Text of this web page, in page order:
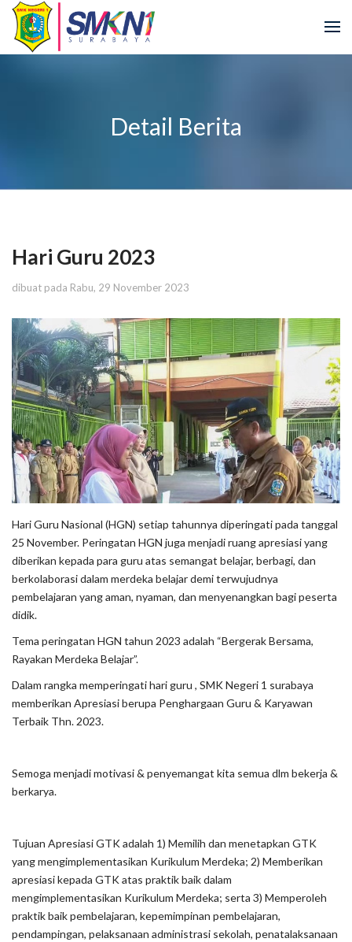
Detail Berita
Hari Guru 2023
dibuat pada Rabu, 29 November 2023
Hari Guru Nasional (HGN) setiap tahunnya diperingati pada tanggal
25 November. Peringatan HGN juga menjadi ruang apresiasi yang
diberikan kepada para guru atas semangat belajar, berbagi, dan
berkolaborasi dalam merdeka belajar demi terwujudnya
pembelajaran yang aman, nyaman, dan menyenangkan bagi peserta
didik.
Tema peringatan HGN tahun 2023 adalah “Bergerak Bersama,
Rayakan Merdeka Belajar”.
Dalam rangka memperingati hari guru , SMK Negeri 1 surabaya
memberikan Apresiasi berupa Penghargaan Guru & Karyawan
Terbaik Thn. 2023.
Semoga menjadi motivasi & penyemangat kita semua dlm bekerja &
berkarya.
Tujuan Apresiasi GTK adalah 1) Memilih dan menetapkan GTK
yang mengimplementasikan Kurikulum Merdeka; 2) Memberikan
apresiasi kepada GTK atas praktik baik dalam
mengimplementasikan Kurikulum Merdeka; serta 3) Memperoleh
praktik baik pembelajaran, kepemimpinan pembelajaran,
pendampingan, pelaksanaan administrasi sekolah, penatalaksanaan